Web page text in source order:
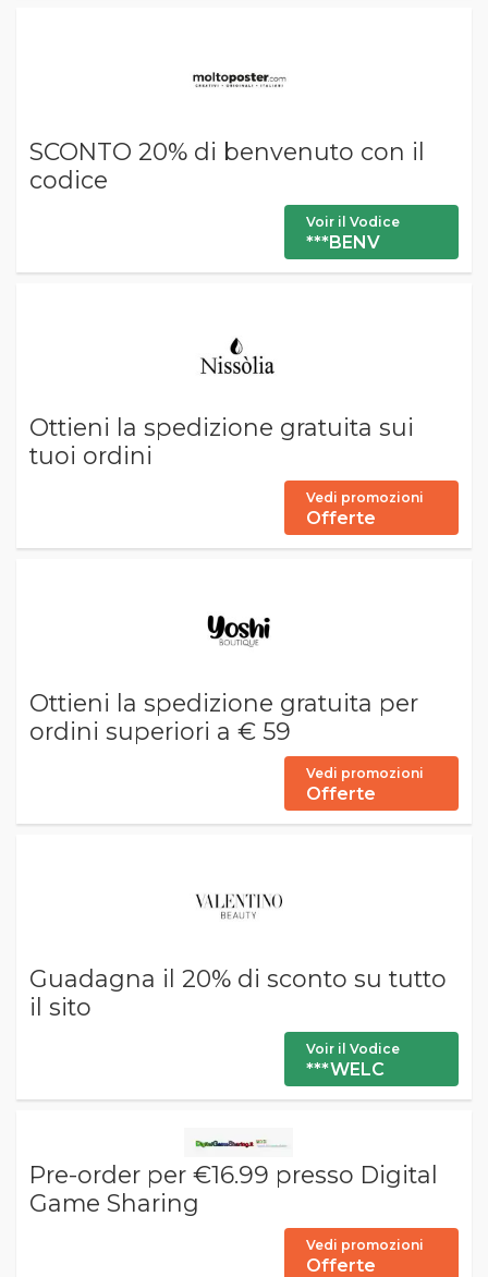
SCONTO 20% di benvenuto con il
codice
Voir il Vodice
***BENV
Ottieni la spedizione gratuita sui
tuoi ordini
Vedi promozioni
Offerte
Ottieni la spedizione gratuita per
ordini superiori a € 59
Vedi promozioni
Offerte
Guadagna il 20% di sconto su tutto
il sito
Voir il Vodice
***WELC
Pre-order per €16.99 presso Digital
Game Sharing
Vedi promozioni
Offerte